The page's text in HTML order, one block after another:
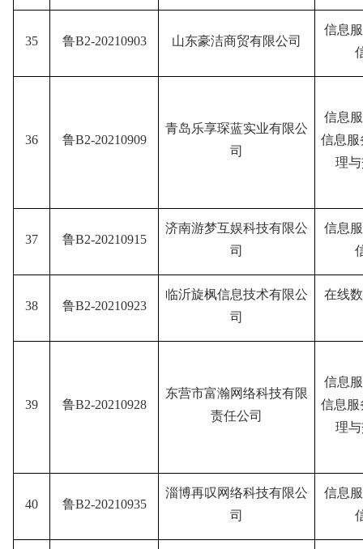
35 鲁B2-20210903 山东豪洁商贸有限公司
信息
36 鲁B2-20210909
青岛乐享琛蓝实业有限公
司
信息
信息服
理
37 鲁B2-20210915
济南游梦互娱科技有限公
司
信息
38 鲁B2-20210923
临沂旋枫信息技术有限公
司
在线
39 鲁B2-20210928
东营市富瀚网络科技有限
责任公司
信息
信息服
理
40 鲁B2-20210935
淄博再叹网络科技有限公
司
信息